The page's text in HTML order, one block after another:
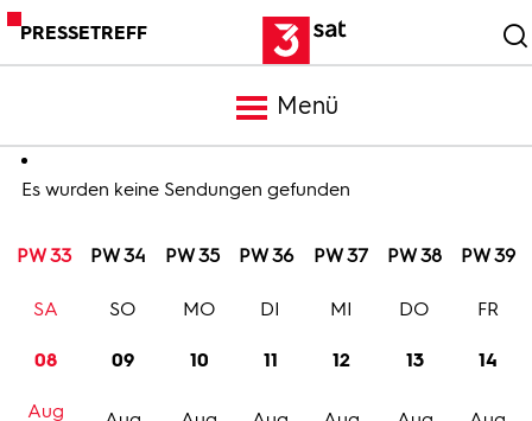
PRESSETREFF
Menü
Meldungen
Programm
Es wurden keine Sendungen gefunden
PW 33 PW 34 PW 35 PW 36 PW 37 PW 38 PW 39
08
Aug
SA
09
SO
10
MO
11
DI
12
MI
13
DO
14
FR